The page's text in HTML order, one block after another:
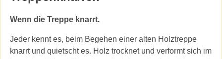
Wenn die Treppe knarrt.
Jeder kennt es, beim Begehen einer alten Holztreppe
knarrt und quietscht es. Holz trocknet und verformt sich im